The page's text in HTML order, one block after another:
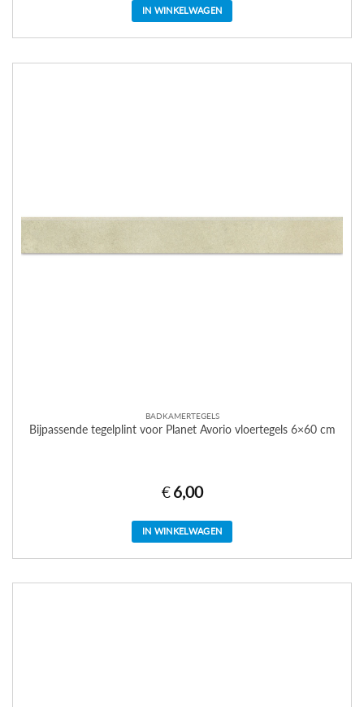
IN WINKELWAGEN
BADKAMERTEGELS
Bijpassende tegelplint voor Planet Avorio vloertegels 6×60 cm
€ 6,00
IN WINKELWAGEN